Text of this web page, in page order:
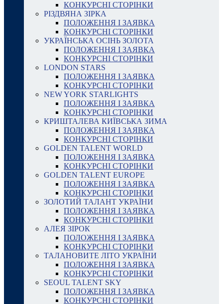
КОНКУРСНІ СТОРІНКИ
РІЗДВЯНА ЗІРКА
ПОЛОЖЕННЯ І ЗАЯВКА
КОНКУРСНІ СТОРІНКИ
УКРАЇНСЬКА ОСІНЬ ЗОЛОТА
ПОЛОЖЕННЯ І ЗАЯВКА
КОНКУРСНІ СТОРІНКИ
LONDON STARS
ПОЛОЖЕННЯ І ЗАЯВКА
КОНКУРСНІ СТОРІНКИ
NEW YORK STARLIGHTS
ПОЛОЖЕННЯ І ЗАЯВКА
КОНКУРСНІ СТОРІНКИ
КРИШТАЛЕВА КИЇВСЬКА ЗИМА
ПОЛОЖЕННЯ І ЗАЯВКА
КОНКУРСНІ СТОРІНКИ
GOLDEN TALENT WORLD
ПОЛОЖЕННЯ І ЗАЯВКА
КОНКУРСНІ СТОРІНКИ
GOLDEN TALENT EUROPE
ПОЛОЖЕННЯ І ЗАЯВКА
КОНКУРСНІ СТОРІНКИ
ЗОЛОТИЙ ТАЛАНТ УКРАЇНИ
ПОЛОЖЕННЯ І ЗАЯВКА
КОНКУРСНІ СТОРІНКИ
АЛЕЯ ЗІРОК
ПОЛОЖЕННЯ І ЗАЯВКА
КОНКУРСНІ СТОРІНКИ
ТАЛАНОВИТЕ ЛІТО УКРАЇНИ
ПОЛОЖЕННЯ І ЗАЯВКА
КОНКУРСНІ СТОРІНКИ
SEOUL TALENT SKY
ПОЛОЖЕННЯ І ЗАЯВКА
КОНКУРСНІ СТОРІНКИ